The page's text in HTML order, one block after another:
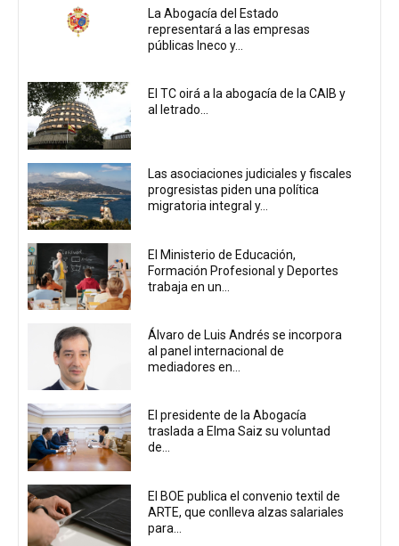
La Abogacía del Estado
representará a las empresas
públicas Ineco y...
El TC oirá a la abogacía de la CAIB y
al letrado...
Las asociaciones judiciales y fiscales
progresistas piden una política
migratoria integral y...
El Ministerio de Educación,
Formación Profesional y Deportes
trabaja en un...
Álvaro de Luis Andrés se incorpora
al panel internacional de
mediadores en...
El presidente de la Abogacía
traslada a Elma Saiz su voluntad
de...
El BOE publica el convenio textil de
ARTE, que conlleva alzas salariales
para...